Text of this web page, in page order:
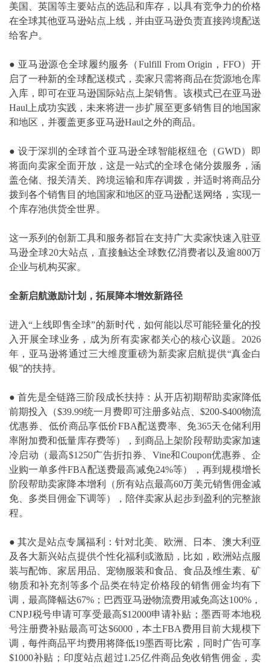
美国、英国等主要站点的选品和库存，以具有竞争力的价格
在全球其他亚马逊站点上线，并由亚马逊负责直接跨境配送
给客户。
● 亚马逊源仓全球履约服务（Fulfill From Origin，FFO）开
启了一种新的全球配送模式，卖家只需将商品在货源地仓库
入库，即可在亚马逊国际站点上架销售。该模式已在亚马逊
Haul上成功实践，未来将进一步扩展至更多销售目的地国家
和地区，并覆盖更多亚马逊Haul之外的商品。
●设于深圳的全球首个亚马逊全球智能枢纽仓（GWD）即
将面向卖家全面开放，这是一站式的全球仓储分拨服务，涵
盖仓储、报关清关、跨境运输和库存调拨，并适时将商品分
拨到各个销售目的地国家和地区的亚马逊配送网络，实现一
个库存池供货全世界。
这一系列的创新工具和服务都旨在支持广大卖家快速入驻亚
马逊全球20大站点，直接触达全球数亿消费者以及逾800万
企业与机构买家。
全新启航激励计划，拓展降本增效新路径
进入“上线即售全球”的新时代，如何能以尽可能轻量化的投
入开展全球业务，成为所有卖家都关心的核心议题。2026
年，亚马逊将通过三大维度重磅为新卖家启航提供“真金白
银”的扶持。
●首先是全链路三阶段成长扶持：从开店初期帮助卖家降低
前期投入（$39.99统一月费即可注册多站点、$200-$400物流
优惠券、低价商品享低价FBA配送费率、免365天仓储利用
率附加费和低量库存费等），到商品上架阶段帮助卖家加速
冷启动（最高$1250广告折扣券、Vine和Coupon优惠券、企
业购一单多件FBA配送费最高减免24%等），再到规模增长
阶段帮助卖家降本增利（所有站点最高60万美元销售佣金减
免、多类目佣金下调等），陪伴卖家从起步到盈利的完整旅
程。
●其次是站点专属福利：针对北美、欧洲、日本、澳大利亚
及各大新兴站点提供个性化福利或激励，比如，欧洲站点服
装与配饰、家居用品、宠物服装和食品、食品及维生素、矿
物质和补充剂等多个品类在特定价格段的销售佣金均有下
调，最高降幅达67%；巴西亚马逊物流费用减免高达100%，
CNPJ税号申请可享受最高$12000申请补贴；墨西哥本地税
号注册费补贴最高可达$6000，本土FBA费用目前大规模下
调，每件商品平均费用将降低19墨西哥比索，同时广告可享
$1000补贴；印度站点超过1.25亿件商品免收销售佣金，卖